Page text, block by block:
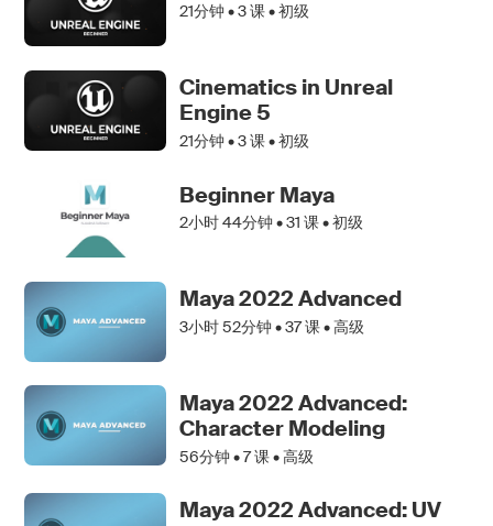
21分钟 •3课 • 初级
Cinematics in Unreal
Engine 5
21分钟 •3课 • 初级
Beginner Maya
2小时 44分钟 •31 课 • 初级
Maya 2022 Advanced
3小时 52分钟 •37课 • 高级
Maya 2022 Advanced:
Character Modeling
56分钟 •7课 • 高级
Maya 2022 Advanced: UV